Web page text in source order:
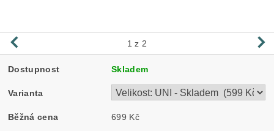
1 z 2
Dostupnost Skladem
Varianta
Běžná cena 699 Kč